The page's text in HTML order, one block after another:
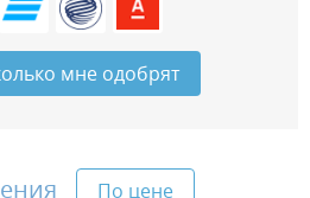
мне одобрят
По цене